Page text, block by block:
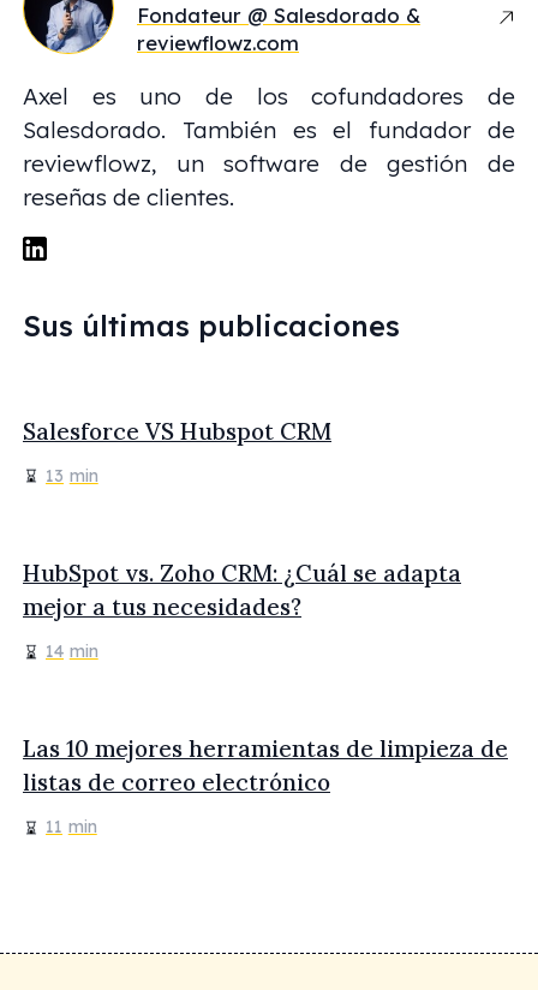
Fondateur @ Salesdorado &
reviewflowz.com
Axel es uno de los cofundadores de
Salesdorado. También es el fundador de
reviewflowz, un software de gestión de
reseñas de clientes.
Sus últimas publicaciones
Salesforce VS Hubspot CRM
13 min
HubSpot vs. Zoho CRM: ¿Cuál se adapta
mejor a tus necesidades?
14 min
Las 10 mejores herramientas de limpieza de
listas de correo electrónico
11 min